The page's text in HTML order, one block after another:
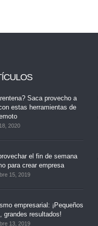
Saca provecho a
estas herramientas de
2020
el fin de semana
para crear empresa
15, 2019
empresarial: ¡Pequeños
grandes resultados!
13, 2019